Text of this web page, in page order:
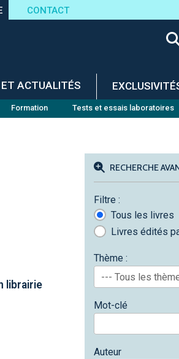
CONTACT
ET ACTUALITÉS
Formation Tests et essais laboratoires
librairie
RECHERCHE
Filtre :
Tous les livres
Livres édités
Thème :
--- Tous les
Mot-clé
Auteur